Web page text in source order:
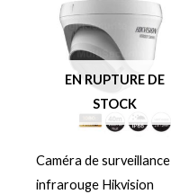
EN RUPTURE DE
STOCK
Caméra de surveillance
infrarouge Hikvision